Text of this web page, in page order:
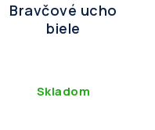
Bravčové ucho
biele
Skladom